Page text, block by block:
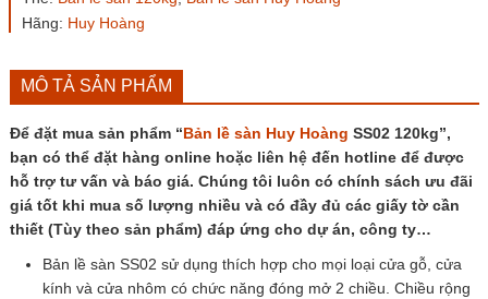
sốHãng: Huy Hoàng
MÔ TẢ SẢN PHẨM
Để đặt mua sản phẩm “Bản lề sàn Huy Hoàng SS02 120kg”,
bạn có thể đặt hàng online hoặc liên hệ đến hotline để được
hỗ trợ tư vấn và báo giá. Chúng tôi luôn có chính sách ưu đãi
giá tốt khi mua số lượng nhiều và có đầy đủ các giấy tờ cần
thiết (Tùy theo sản phẩm) đáp ứng cho dự án, công ty…
Bản lề sàn SS02 sử dụng thích hợp cho mọi loại cửa gỗ, cửa
kính và cửa nhôm có chức năng đóng mở 2 chiều. Chiều rộng